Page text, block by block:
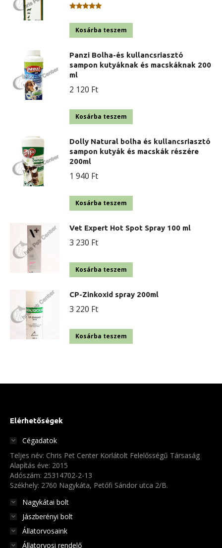
5.00/ 5
Kosárba teszem
Panzi Bolha-és kullancsriasztó
sampon kutyáknak és macskáknak 200
ml
2 120 Ft
Kosárba teszem
Dolly Natural bolha és kullancsriasztó
sampon kutyák és macskák részére
200ml
1 940 Ft
Kosárba teszem
Vet Expert Hot Spot Spray 100 ml
3 230 Ft
Kosárba teszem
CP-Zinkoxid spray 200ml
3 220 Ft
Kosárba teszem
Elérhetőségek
Cégadatok
Teljes név: Chris Pet Center Korlátolt Felelősségű Társaság
Alapítás éve: 2015
Adószám: 25314702-2-13
Székhely: 2760 Nagykáta, Petőfi Sándor utca 2/B.
Nagykátai bolt
Jászberényi bolt
Állatorvosaink
Állatorvosi rendelő